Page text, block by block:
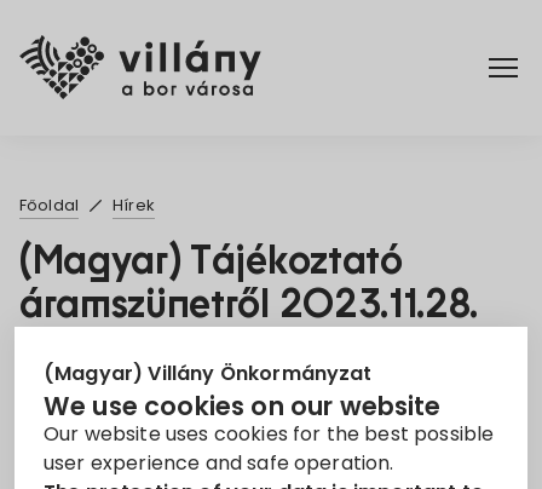
(Magyar) Villány Önkormányzat
We use cookies on our website
Our website uses cookies for the best possible
user experience and safe operation.
Rendelettár
Turizmus
Főoldal Hírek
(Magyar) Tájékoztató
áramszünetről 2023.11.28.
7. Nov 2023